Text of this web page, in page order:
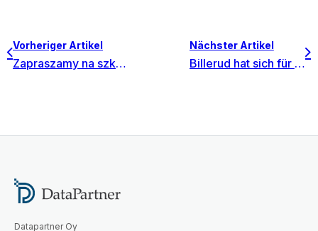
Vorheriger Artikel
Zapraszamy na szkolenie Modele Inwestycyjne z Invest for Excel – 2 terminy: 23 października KRAKÓW lub 6 listopada WARSZAWA
Nächster Artikel
Billerud hat sich für Invest for Excel Enterprise entschieden
Datapartner Oy